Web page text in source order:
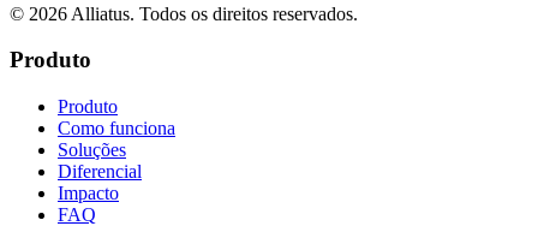
© 2026 Alliatus. Todos os direitos reservados.
Produto
Produto
Como funciona
Soluções
Diferencial
Impacto
FAQ